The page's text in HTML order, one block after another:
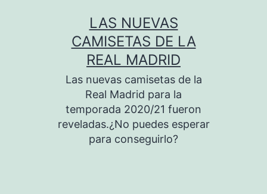
LAS NUEVAS
CAMISETAS DE LA
REAL MADRID
Las nuevas camisetas de la
Real Madrid para la
temporada 2020/21 fueron
reveladas.¿No puedes esperar
para conseguirlo?